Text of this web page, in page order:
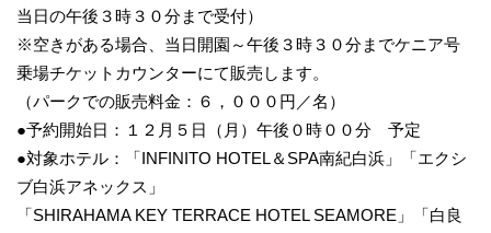
当日の午後３時３０分まで受付）
※空きがある場合、当日開園～午後３時３０分までケニア号
乗場チケットカウンターにて販売します。
（パークでの販売料金：６，０００円／名）
●予約開始日：１２月５日（月）午後０時００分 予定
●対象ホテル：「INFINITO HOTEL＆SPA南紀⽩浜」「エクシ
ブ白浜アネックス」
「SHIRAHAMA KEY TERRACE HOTEL SEAMORE」「白良